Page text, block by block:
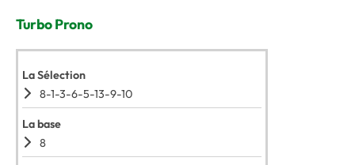
Turbo Prono
La Sélection
8-1-3-6-5-13-9-10
La base
8